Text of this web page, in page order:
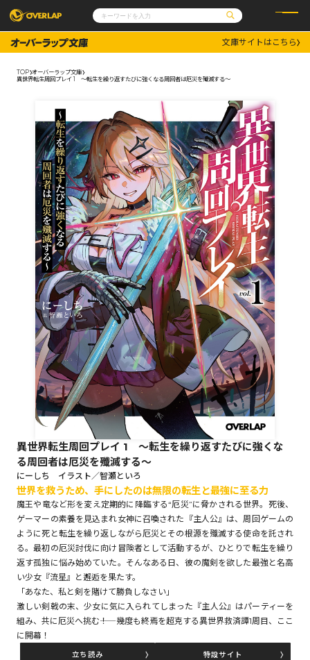
コミックガルド
コミッククリエ
LiQulle
ノベルス
ノベルスf
ポケットモンスター
アニメ
ゲーム
オーバーラップ広報室
企業
会社概要
採用情報
アクセス
オーバーラップホールディングス
お問い合わせはこちら
オーバーラップ文庫
オーバーラップノベルス
オーバーラップノベルスf
ロサージュノベルス
コミックガルド
コミッククリエ
リキューレ
文庫サイトはこちら
TOP オーバーラップ文庫
異世界転生周回プレイ 1 ～転生を繰り返すたびに強くなる周回者は厄災を殲滅する～
異世界転生周回プレイ 1 ～転生を繰り返すたびに強くな
る周回者は厄災を殲滅する～
にーしち イラスト／智瀬といろ
世界を救うため、手にしたのは無限の転生と最強に至る力
魔王や竜など形を変え定期的に降臨する“厄災”に脅かされる世界。死後、
ゲーマーの素養を見込まれ女神に召喚された『主人公』は、周回ゲームの
ように死と転生を繰り返しながら厄災とその根源を殲滅する使命を託され
る。最初の厄災討伐に向け冒険者として活動するが、ひとりで転生を繰り
返す孤独に悩み始めていた。そんなある日、彼の魔剣を欲した最強と名高
い少女『流星』と邂逅を果たす。
「あなた、私と剣を賭けて勝負しなさい」
激しい剣戟の末、少女に気に入られてしまった『主人公』はパーティーを
組み、共に厄災へ挑む――！ 幾度も終焉を超克する異世界救済譚1周目、ここ
に開幕！
立ち読み 特設サイト